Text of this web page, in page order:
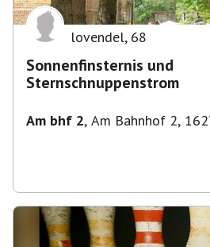
lovendel, 68
Sonnenfinsternis und
Sternschnuppenstrom
Am bhf 2, Am Bahnhof 2,